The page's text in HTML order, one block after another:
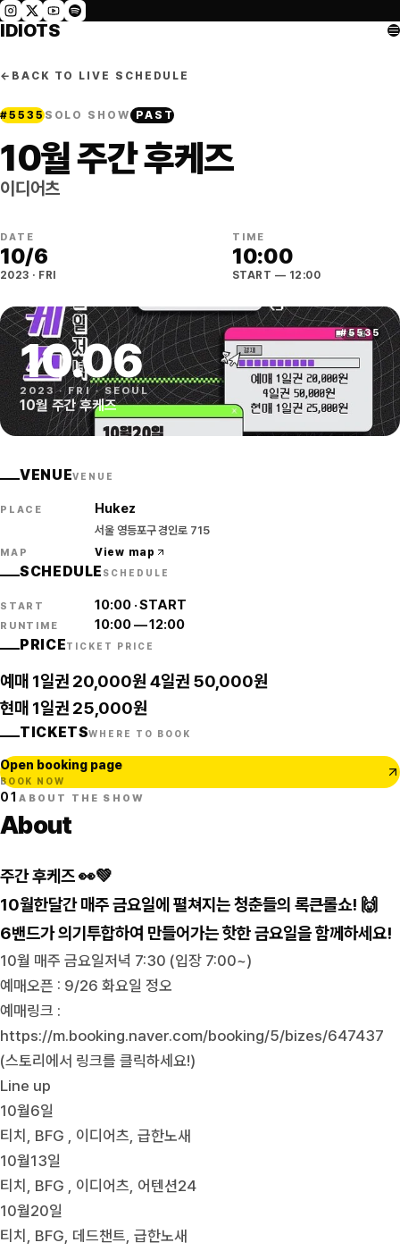
IDIOTS
← BACK TO LIVE SCHEDULE
#5535SOLO SHOW PAST
10월 주간 후케즈
이디어츠
DATE
10/6
2023 · FRI
TIME
10:00
START — 12:00
#5535
10.06
2023 ·FRI·SEOUL
10월 주간 후케즈
VENUEVENUE
PLACE Hukez
서울 영등포구 경인로 715
MAP View map
SCHEDULE SCHEDULE
START 10:00·START
RUNTIME 10:00—12:00
PRICETICKET PRICE
예매 1일권 20,000원 4일권 50,000원
현매 1일권 25,000원
TICKETSWHERE TO BOOK
Open booking page
BOOK NOW
01ABOUT THE SHOW
About
주간 후케즈 👀💚
10월한달간 매주 금요일에 펼쳐지는 청춘들의 록큰롤쇼! 🙌
6밴드가 의기투합하여 만들어가는 핫한 금요일을 함께하세요!
10월 매주 금요일저녁 7:30 (입장 7:00~)
예매오픈 : 9/26 화요일 정오
예매링크 :
https://m.booking.naver.com/booking/5/bizes/647437
(스토리에서 링크를 클릭하세요!)
Line up
10월6일
티치, BFG , 이디어츠, 급한노새
10월13일
티치, BFG , 이디어츠, 어텐션24
10월20일
티치, BFG, 데드챈트, 급한노새